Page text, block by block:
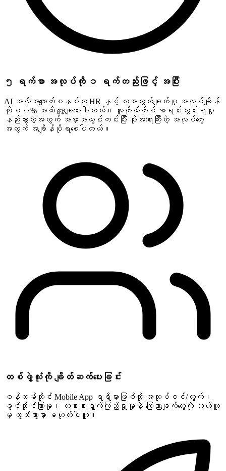
၅ ရက်စာ အလုပ်ကို ၁ ရက်တည်းဖြင့် အပြီး
AI အလိုအလျောက်စနစ်က HR နှင့် လစာတွက်ချက်မှု အလုပ်ချိန်
ကို ၈၀% အထိ လျှော့ချပေးပါတယ်။ လူကိုယ်တိုင် စာရင်းသွင်းရမှု
နည်းသွားတဲ့အတွက် အမှားအယွင်းကင်းပြီး ပိုအရေးကြီးတဲ့ အလုပ်တွေ
အတွက် အချိန်ပိုရစေပါတယ်။
တစ်ဖွဲ့လုံးကို ချိတ်ဆက်ပေးခြင်း
ဝန်ထမ်းတိုင်း Mobile App ရရှိမှာဖြစ်လို့ အလုပ်ဝင်/ထွက်၊
ခွင့်တိုင်ကြားမှု၊ လစာစာရွက်ကြည့်ရှုမှုနဲ့ ကြေညာချက်တွေကို ဘယ်သူ
မှ လွတ်သွားမှာ မဟုတ်ပါဘူး။